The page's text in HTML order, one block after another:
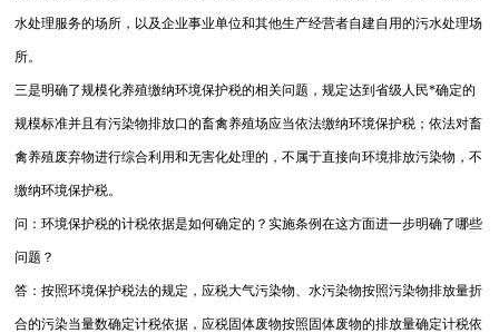
水处理服务的场所，以及企业事业单位和其他生产经营者自建自用的污水处理场
所。
三是明确了规模化养殖缴纳环境保护税的相关问题，规定达到省级人民*确定的
规模标准并且有污染物排放口的畜禽养殖场应当依法缴纳环境保护税；依法对畜
禽养殖废弃物进行综合利用和无害化处理的，不属于直接向环境排放污染物，不
缴纳环境保护税。
问：环境保护税的计税依据是如何确定的？实施条例在这方面进一步明确了哪些
问题？
答：按照环境保护税法的规定，应税大气污染物、水污染物按照污染物排放量折
合的污染当量数确定计税依据，应税固体废物按照固体废物的排放量确定计税依